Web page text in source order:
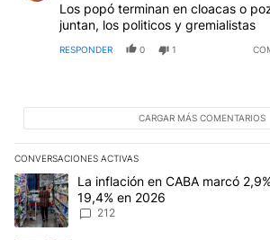
Los popó terminan en cloacas o
juntan, los politicos y gremialistas
RESPONDER 0 1
CARGAR MÁS COMENTARIOS
CONVERSACIONES ACTIVAS
Este listado muestra los artículos con más
Un artículo de tendencia con el título "La
La inflación en CABA marcó
19,4% en 2026
212